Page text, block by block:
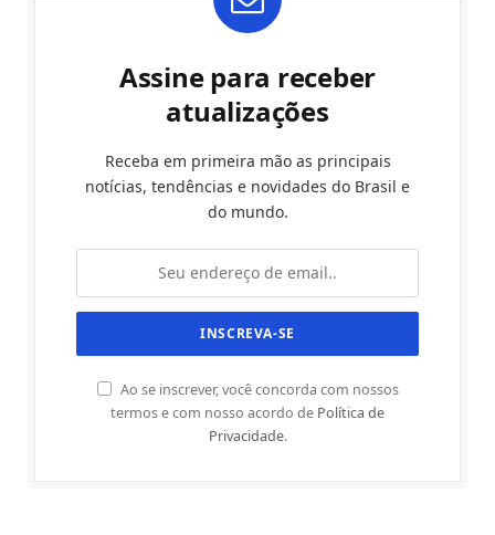
Assine para receber
atualizações
Receba em primeira mão as principais
notícias, tendências e novidades do Brasil e
do mundo.
Ao se inscrever, você concorda com nossos
termos e com nosso acordo de Política de
Privacidade.